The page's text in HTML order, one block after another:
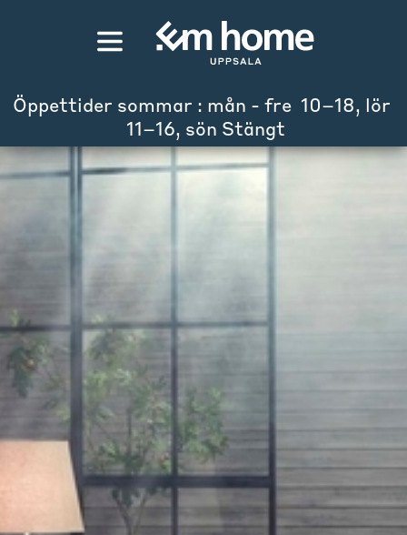
Öppettider sommar : mån - fre  10–18, lör
11–16, sön Stängt